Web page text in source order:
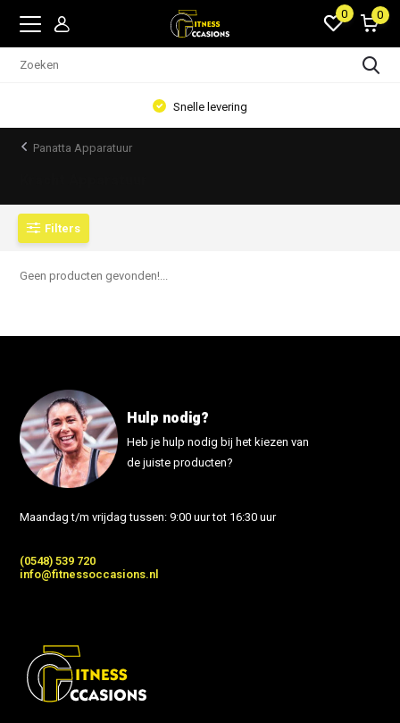
0 0
Snelle levering
Panatta Apparatuur
Filters
Geen producten gevonden!...
Hulp nodig?
Heb je hulp nodig bij het kiezen van
de juiste producten?
Maandag t/m vrijdag tussen: 9:00 uur tot 16:30 uur
(0548) 539 720
info@fitnessoccasions.nl